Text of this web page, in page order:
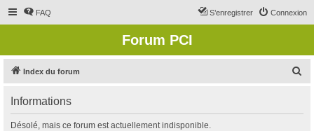
FAQ Connexion
S’enregistrer
Forum PCI
Index du forum
Informations
Désolé, mais ce forum est actuellement indisponible.